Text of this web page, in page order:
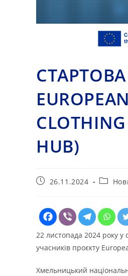
HUB)
Запис26.11.2024
22 листопада 2024 року у
учасників проєкту
Хмельницький